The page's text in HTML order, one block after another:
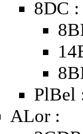
8DC :
PlBel
ALor :